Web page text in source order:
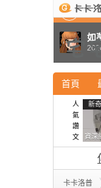
首頁
人
氣
讚
文
新奇
資深
鎖有
走
卡卡洛普
如